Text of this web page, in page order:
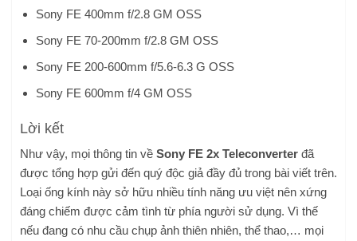
Sony FE 400mm f/2.8 GM OSS
Sony FE 70-200mm f/2.8 GM OSS
Sony FE 200-600mm f/5.6-6.3 G OSS
Sony FE 600mm f/4 GM OSS
Lời kết
Như vậy, mọi thông tin về Sony FE 2x Teleconverter đã
được tổng hợp gửi đến quý độc giả đầy đủ trong bài viết trên.
Loại ống kính này sở hữu nhiều tính năng ưu việt nên xứng
đáng chiếm được cảm tình từ phía người sử dụng. Vì thế
nếu đang có nhu cầu chụp ảnh thiên nhiên, thể thao,… mọi